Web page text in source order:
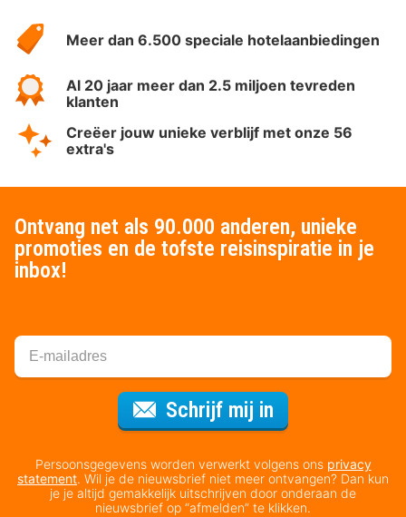
HotelSpecials
Meer dan 6.500 speciale hotelaanbiedingen
Al 20 jaar meer dan 2.5 miljoen tevreden
klanten
Creëer jouw unieke verblijf met onze 56
extra's
Ontvang net als 90.000 anderen, unieke
promoties en de tofste reisinspiratie in je
inbox!
Schrijf mij in
Persoonsgegevens worden verwerkt volgens ons privacy
statement. Wil je de nieuwsbrief niet meer ontvangen? Dan kun
je je altijd gemakkelijk uitschrijven door onderaan de
nieuwsbrief op “afmelden” te klikken.